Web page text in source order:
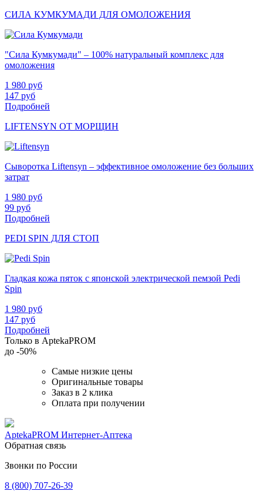
СИЛА КУМКУМАДИ ДЛЯ ОМОЛОЖЕНИЯ
"Сила Кумкумади" – 100% натуральный комплекс для
омоложения
1 980 руб
147 руб
Подробней
LIFTENSYN ОТ МОРЩИН
Сыворотка Liftensyn – эффективное омоложение без больших
затрат
1 980 руб
99 руб
Подробней
PEDI SPIN ДЛЯ СТОП
Гладкая кожа пяток с японской электрической пемзой Pedi
Spin
1 980 руб
147 руб
Подробней
Только в AptekaPROM
до -50%
Самые низкие цены
Оригинальные товары
Заказ в 2 клика
Оплата при получении
AptekaPROM Интернет-Аптека
Обратная связь
Звонки по России
8 (800) 707-26-39